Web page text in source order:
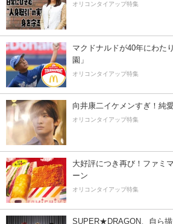
オリコンタイアップ特集
マクドナルドが40年にわた
園」
オリコンタイアップ特集
向井康二イケメンすぎ！純
オリコンタイアップ特集
大好評につき再び！ファミ
ーン
オリコンタイアップ特集
SUPER★DRAGON、自ら描